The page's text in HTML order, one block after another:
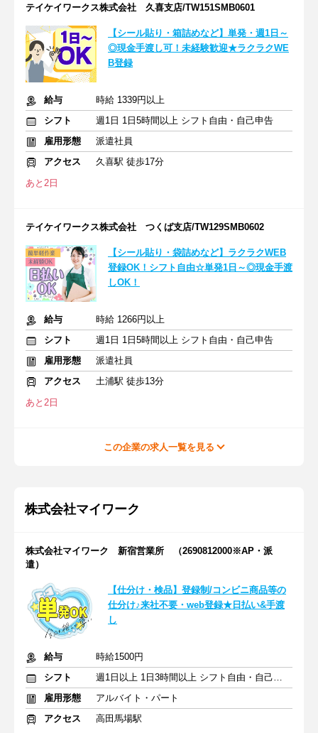
テイケイワークス株式会社 久喜支店/TW151SMB0601
【シール貼り・箱詰めなど】単発・週1日～
◎現金手渡し可！未経験歓迎★ラクラクWE
B登録
給与
時給 1339円以上
シフト
週1日 1日5時間以上 シフト自由・自己申告
雇用形態
派遣社員
アクセス
久喜駅 徒歩17分
あと2日
テイケイワークス株式会社 つくば支店/TW129SMB0602
【シール貼り・袋詰めなど】ラクラクWEB
登録OK！シフト自由☆単発1日～◎現金手渡
しOK！
給与
時給 1266円以上
シフト
週1日 1日5時間以上 シフト自由・自己申告
雇用形態
派遣社員
アクセス
土浦駅 徒歩13分
あと2日
この企業の求人一覧を見る
株式会社マイワーク
株式会社マイワーク 新宿営業所 （2690812000※AP・派
遣）
【仕分け・検品】登録制/コンビニ商品等の
仕分け♪来社不要・web登録★日払い&手渡
し
給与
時給1500円
シフト
週1日以上 1日3時間以上 シフト自由・自己申告
雇用形態
アルバイト・パート
アクセス
高田馬場駅